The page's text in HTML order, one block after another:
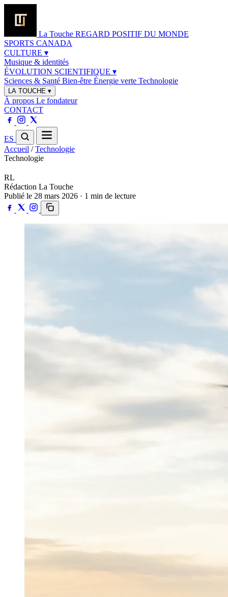
La Touche REGARD POSITIF DU MONDE
SPORTS CANADA
CULTURE ▾
Musique & identités
ÉVOLUTION SCIENTIFIQUE ▾
Sciences & Santé Bien-être Énergie verte Technologie
LA TOUCHE ▾
À propos Le fondateur
CONTACT
ES
Accueil / Technologie
Technologie
RL
Rédaction La Touche
Publié le 28 mars 2026 · 1 min de lecture